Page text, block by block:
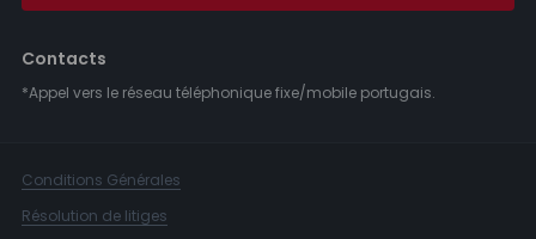
Contacts
*Appel vers le réseau téléphonique fixe/mobile portugais.
Conditions Générales
Résolution de litiges